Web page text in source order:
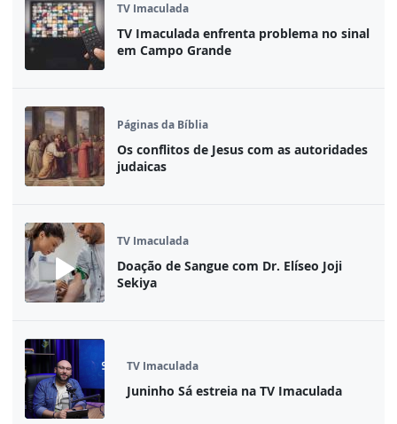
TV Imaculada
TV Imaculada enfrenta problema no sinal
em Campo Grande
Páginas da Bíblia
Os conflitos de Jesus com as autoridades
judaicas
TV Imaculada
Doação de Sangue com Dr. Elíseo Joji
Sekiya
TV Imaculada
Juninho Sá estreia na TV Imaculada